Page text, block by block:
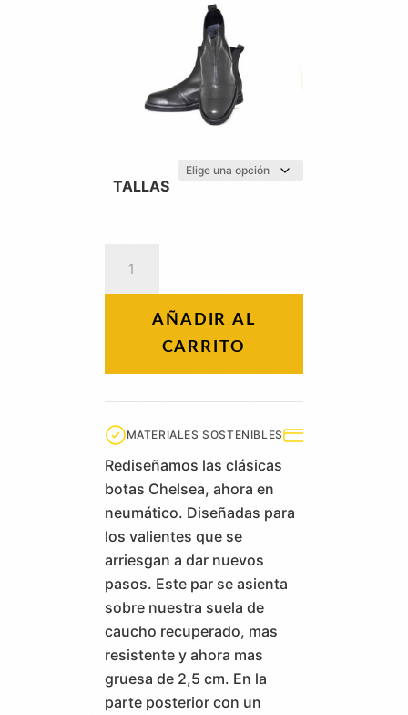
was:
$ 229.900.
TALLAS
cantidad
AÑADIR AL
CARRITO
MATERIALES SOSTENIBLES
Rediseñamos las clásicas
botas Chelsea, ahora en
neumático. Diseñadas para
los valientes que se
arriesgan a dar nuevos
pasos. Este par se asienta
sobre nuestra suela de
caucho recuperado, mas
resistente y ahora mas
gruesa de 2,5 cm. En la
parte posterior con un